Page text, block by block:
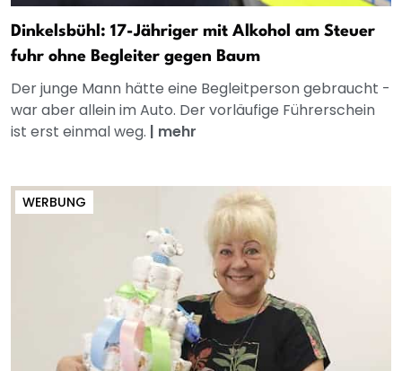
Dinkelsbühl: 17-Jähriger mit Alkohol am Steuer
fuhr ohne Begleiter gegen Baum
Der junge Mann hätte eine Begleitperson gebraucht -
war aber allein im Auto. Der vorläufige Führerschein
ist erst einmal weg. | mehr
WERBUNG